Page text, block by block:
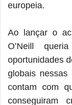
europeia.
Ao lançar o
O’Neill
oportunidades
globais nessas
contam com
conseguiram